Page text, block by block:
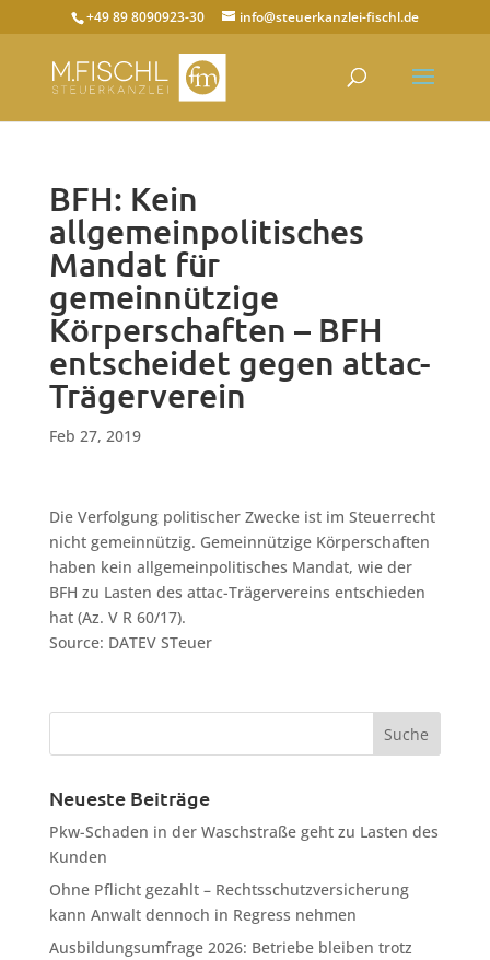
+49 89 8090923-30 info@steuerkanzlei-fischl.de
BFH: Kein
allgemeinpolitisches
Mandat für
gemeinnützige
Körperschaften – BFH
entscheidet gegen attac-
Trägerverein
Feb 27, 2019
Die Verfolgung politischer Zwecke ist im Steuerrecht
nicht gemeinnützig. Gemeinnützige Körperschaften
haben kein allgemeinpolitisches Mandat, wie der
BFH zu Lasten des attac-Trägervereins entschieden
hat (Az. V R 60/17).
Source: DATEV STeuer
Neueste Beiträge
Pkw-Schaden in der Waschstraße geht zu Lasten des
Kunden
Ohne Pflicht gezahlt – Rechtsschutzversicherung
kann Anwalt dennoch in Regress nehmen
Ausbildungsumfrage 2026: Betriebe bleiben trotz